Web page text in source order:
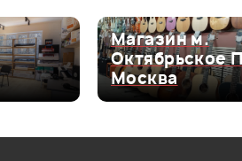
100%
0
0
Магазин м.
Октябрьское
Москва